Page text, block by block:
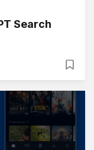
Search